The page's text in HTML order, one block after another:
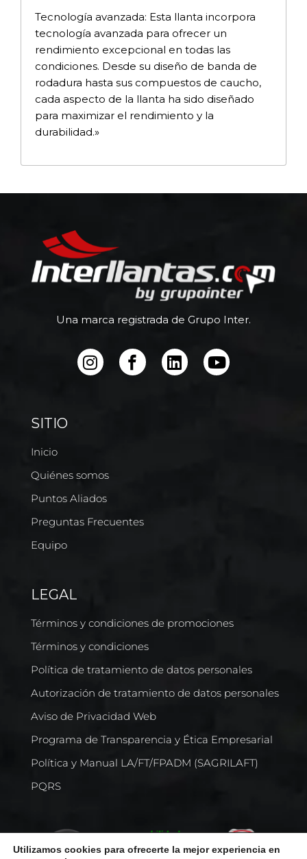
Tecnología avanzada: Esta llanta incorpora
tecnología avanzada para ofrecer un
rendimiento excepcional en todas las
condiciones. Desde su diseño de banda de
rodadura hasta sus compuestos de caucho,
cada aspecto de la llanta ha sido diseñado
para maximizar el rendimiento y la
durabilidad.»
Una marca registrada de Grupo Inter.
SITIO
Inicio
Quiénes somos
Puntos Aliados
Preguntas Frecuentes
Equipo
LEGAL
Términos y condiciones de promociones
Términos y condiciones
Política de tratamiento de datos personales
Autorización de tratamiento de datos personales
Aviso de Privacidad Web
Programa de Transparencia y Ética Empresarial
Política y Manual LA/FT/FPADM (SAGRILAFT)
PQRS
Utilizamos cookies para ofrecerte la mejor experiencia en